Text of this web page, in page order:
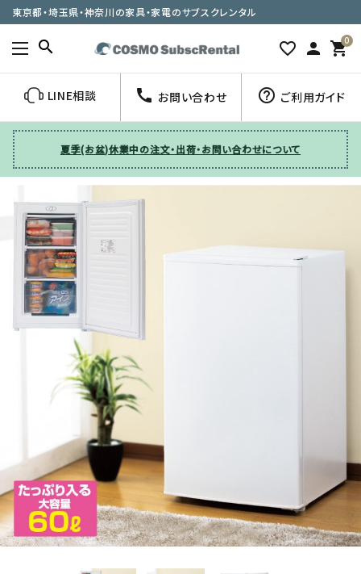
東京都・埼玉県・神奈川の家具・家電のサブスクレンタル
search favorite_border person 0
shopping_cart
LINE相談 call お問い合わせ help_outline ご利用ガイド
夏季(お盆)休業中の注文・出荷・お問い合わせについて